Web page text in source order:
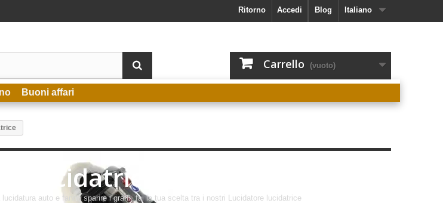
Italiano
Blog
Accedi
Ritorno
Carrello (vuoto)
Buoni affari
lucidatrice
auto e fanno sparire i graffi, fai la tua scelta tra i nostri Lucidatore lucidatrice